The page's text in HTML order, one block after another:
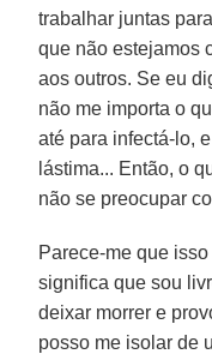
trabalhar juntas
que não estejamos
aos outros. Se eu
não me importa o
até para infectá-lo,
lástima... Então, o
não se preocupar
Parece-me que
significa que sou
deixar morrer e
posso me isolar de